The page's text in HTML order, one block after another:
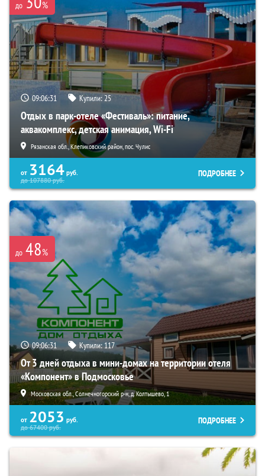
до %
09:06:30 Купили:25
Отдых в парк-отеле «Фестиваль»: питание,
аквакомплекс, детская анимация, Wi-Fi
Рязанская обл., Клепиковский район, пос. Чулис
от 3164 руб.
до107880руб.
ПОДРОБНЕЕ
до 48%
09:06:30 Купили: 117
От 3 дней отдыха в мини-домах на территории отеля
«Компонент» в Подмосковье
Московская обл., Солнечногорский р-н, д. Колтышево, 1
от 2053 руб.
до67400руб.
ПОДРОБНЕЕ